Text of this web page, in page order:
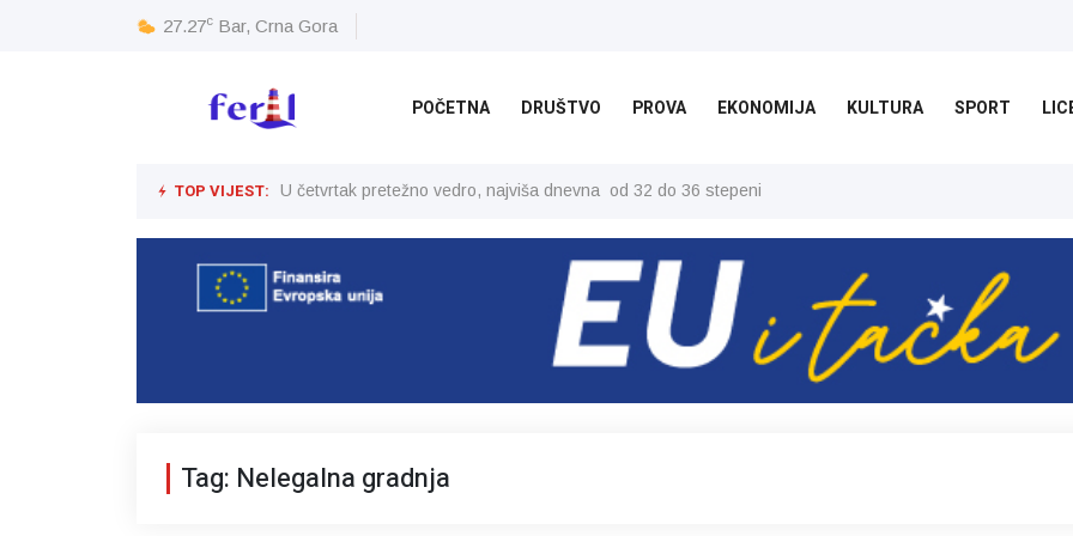
27.27c Bar, Crna Gora
POČETNA DRUŠTVO PROVA EKONOMIJA KULTURA SPORT
TOP VIJEST: U četvrtak pretežno vedro, najviša dnevna od 32 do 36 stepeni
Tag: Nelegalna gradnja